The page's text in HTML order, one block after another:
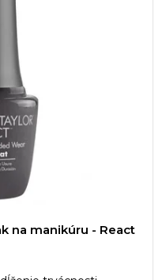
na manikúru - React